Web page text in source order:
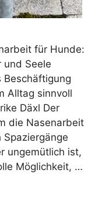
für Hunde:
und Seele
Beschäftigung
Alltag sinnvoll
Däxl Der
die Nasenarbeit
ungemütlich ist,
Möglichkeit, …